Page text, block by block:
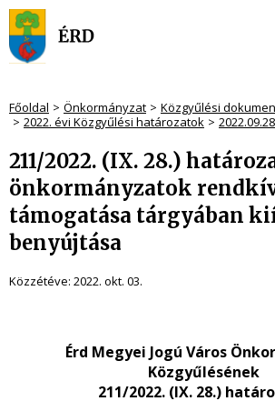
Főoldal Önkormányzat Közgyűlési
2022. évi Közgyűlési határozatok
2022.09.28
211/2022. (IX. 28.)
önkormányzatok
támogatása tárgyában
benyújtása
Közzétéve: 2022. okt. 03.
Érd Megyei Jogú Város
Közgyűlésének
211/2022. (IX. 28.)